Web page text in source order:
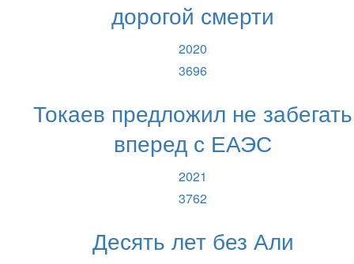
дорогой смерти
2020
3696
Токаев предложил не забегать
вперед с ЕАЭС
2021
3762
Десять лет без Али